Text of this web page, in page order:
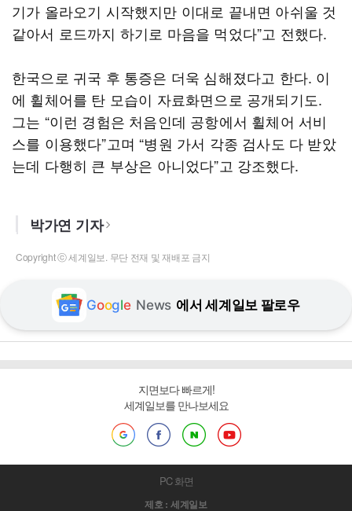
기가 올라오기 시작했지만 이대로 끝내면 아쉬울 것
같아서 로드까지 하기로 마음을 먹었다”고 전했다.
한국으로 귀국 후 통증은 더욱 심해졌다고 한다. 이
에 휠체어를 탄 모습이 자료화면으로 공개되기도.
그는 “이런 경험은 처음인데 공항에서 휠체어 서비
스를 이용했다”고며 “병원 가서 각종 검사도 다 받았
는데 다행히 큰 부상은 아니었다”고 강조했다.
박가연 기자
Copyright ⓒ 세계일보. 무단 전재 및 재배포 금지
Google News 에서 세계일보 팔로우
지면보다 빠르게!
세계일보를 만나보세요
PC 화면
제호 : 세계일보